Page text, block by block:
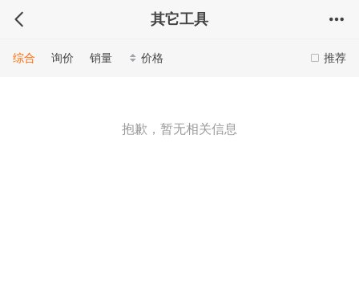
其它工具
推荐
综合 询价 销量 价格
抱歉，暂无相关信息